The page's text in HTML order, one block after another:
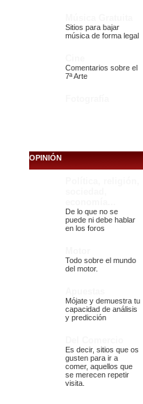
Sitios para bajar
música de forma legal
Comentarios sobre el
7ª Arte
OPINIÓN
De lo que no se
puede ni debe hablar
en los foros
Todo sobre el mundo
del motor.
Mójate y demuestra tu
capacidad de análisis
y predicción
Es decir, sitios que os
gusten para ir a
comer, aquellos que
se merecen repetir
visita.